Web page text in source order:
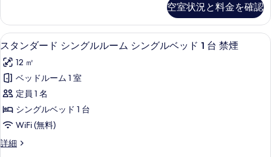
ル
ー
ム
禁
煙
の
す
べ
て
ー
ド
ダ
ル
ル
ム
禁
煙
の
詳
空室状況と料金を確認
ス
タ
ン
ダ
ー
ド
シ
ン
スタンダード シングルルーム シン
5
スタンダード シングルルーム シングルベッド 1 台 禁煙
12 ㎡
ベッドルーム 1 室
定員 1 名
シングルベッド 1 台
WiFi (無料)
詳細
ス